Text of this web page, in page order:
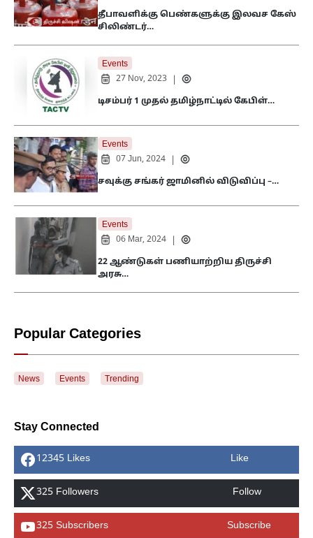
தீபாவளிக்கு பெண்களுக்கு இலவச கேஸ்
சிலிண்டர்…
Events
27 Nov, 2023
டிசம்பர் 1 முதல் தமிழ்நாட்டில் கேபிள்…
Events
07 Jun, 2024
சவுக்கு சங்கர் ஜாமினில் விடுவிப்பு –…
Events
06 Mar, 2024
22 ஆண்டுகள் பணியாற்றிய திருச்சி
அரசு…
Popular Categories
News Events Trending
Stay Connected
12345 Likes Like
325 Followers Follow
325 Subscribers Subscribe